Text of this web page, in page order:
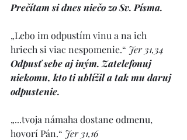
Prečítam si dnes niečo zo Sv. Písma.
„Lebo im odpustím vinu a na ich
hriech si viac nespomenie.“ Jer 31,34
Odpusť sebe aj iným. Zatelefonuj
niekomu, kto ti ublížil a tak mu daruj
odpustenie.
„...tvoja námaha dostane odmenu,
hovorí Pán.“ Jer 31,16